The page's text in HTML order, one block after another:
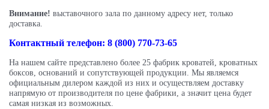
Внимание! выставочного зала по данному адресу нет, только
доставка.
Контактный телефон: 8 (800) 770-73-65
На нашем сайте представлено более 25 фабрик кроватей, кроватных
боксов, оснований и сопутствующей продукции. Мы являемся
официальным дилером каждой из них и осуществляем доставку
напрямую от производителя по цене фабрики, а значит цена будет
самая низкая из возможных.